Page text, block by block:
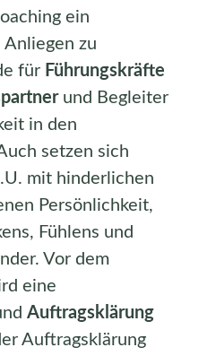
ein
zu
für Führungskräfte
und Begleiter
in den
setzen sich
mit hinderlichen
Persönlichkeit,
Fühlens und
Vor dem
eine
Auftragsklärung
Auftragsklärung